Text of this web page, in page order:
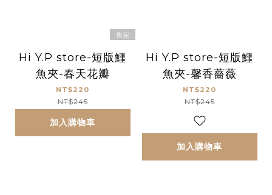
售完
Hi Y.P store-短版鱷
魚夾-春天花瓣
NT$220
NT$245
加入購物車
Hi Y.P store-短版鱷
魚夾-馨香薔薇
NT$220
NT$245
加入購物車